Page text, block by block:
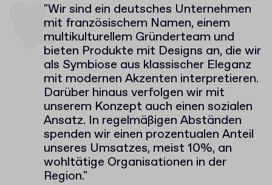
"Wir sind ein deutsches Unternehmen
mit französischem Namen, einem
multikulturellem Gründerteam und
bieten Produkte mit Designs an, die wir
als Symbiose aus klassischer Eleganz
mit modernen Akzenten interpretieren.
Darüber hinaus verfolgen wir mit
unserem Konzept auch einen sozialen
Ansatz. In regelmäßigen Abständen
spenden wir einen prozentualen Anteil
unseres Umsatzes, meist 10%, an
wohltätige Organisationen in der
Region."